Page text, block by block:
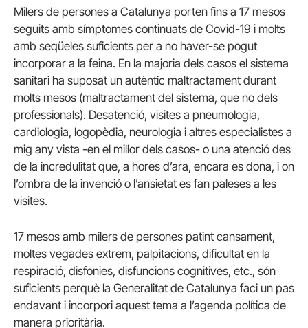
Milers de persones a Catalunya porten fins a 17 mesos
seguits amb símptomes continuats de Covid-19 i molts
amb seqüeles suficients per a no haver-se pogut
incorporar a la feina. En la majoria dels casos el sistema
sanitari ha suposat un autèntic maltractament durant
molts mesos (maltractament del sistema, que no dels
professionals). Desatenció, visites a pneumologia,
cardiologia, logopèdia, neurologia i altres especialistes a
mig any vista -en el millor dels casos- o una atenció des
de la incredulitat que, a hores d’ara, encara es dona, i on
l’ombra de la invenció o l’ansietat es fan paleses a les
visites.
17 mesos amb milers de persones patint cansament,
moltes vegades extrem, palpitacions, dificultat en la
respiració, disfonies, disfuncions cognitives, etc., són
suficients perquè la Generalitat de Catalunya faci un pas
endavant i incorpori aquest tema a l’agenda política de
manera prioritària.